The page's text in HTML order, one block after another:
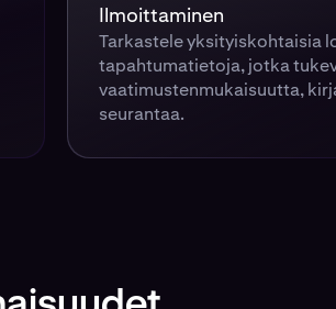
Ilmoittaminen
Tarkastele yksityiskohtaisia
tapahtumatietoja, jotka
vaatimustenmukaisuutta,
seurantaa.